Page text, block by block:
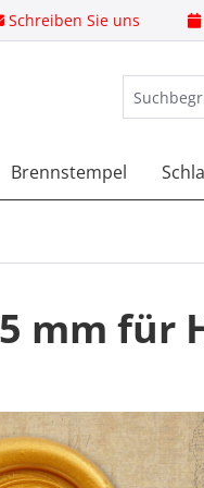
Schreiben Sie uns
Brennstempel
mm für